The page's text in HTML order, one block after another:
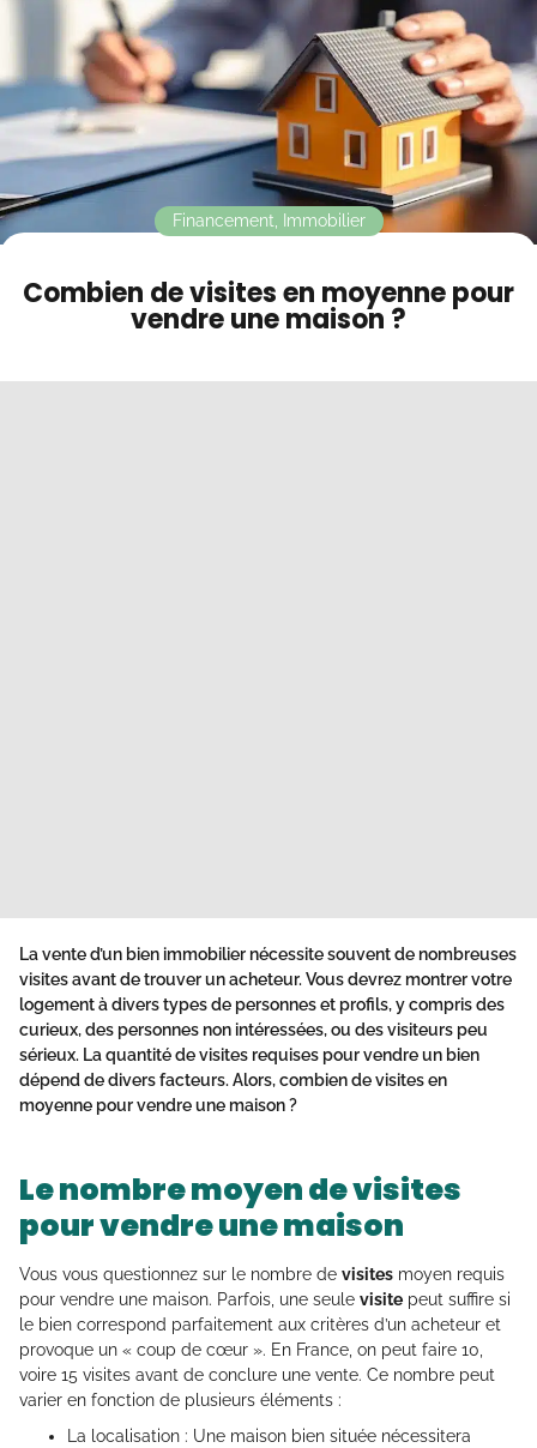
Contact
Mode sombre
Combien de visites en moyenne pour
vendre une maison ?
Financement Immobilier
Lavented’un bien immobilier nécessite souvent de nombreuses
visites avant de trouver un acheteur. Vous devrez montrer votre
logement à divers types de personnes et profils, y compris des
curieux, des personnes non intéressées, ou des visiteurs peu
sérieux. La quantité de visites requises pour vendre un bien
dépend de divers facteurs. Alors,combien de visites en
moyenne pour vendre une maison?
Le nombre moyen de visites
pour vendre une maison
Vous vous questionnez sur le nombre de visites moyen requis
pour vendre une maison. Parfois, une seule visite peut suffire si
le bien correspond parfaitement aux critères d’un acheteur et
provoque un « coup de cœur ». En France, on peut faire 10,
voire 15 visites avant de conclure une vente. Ce nombre peut
varier en fonction de plusieurs éléments :
La localisation : Une maison bien située nécessitera